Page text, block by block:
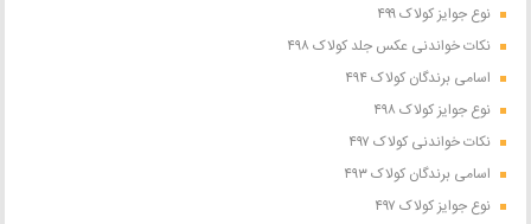
نوع جوایز کولاک ۴۹۹
نکات خواندنی عکس جلد کولاک ۴۹۸
اسامی برندگان کولاک ۴۹۴
نوع جوایز کولاک ۴۹۸
نکات خواندنی کولاک ۴۹۷
اسامی برندگان کولاک ۴۹۳
نوع جوایز کولاک ۴۹۷